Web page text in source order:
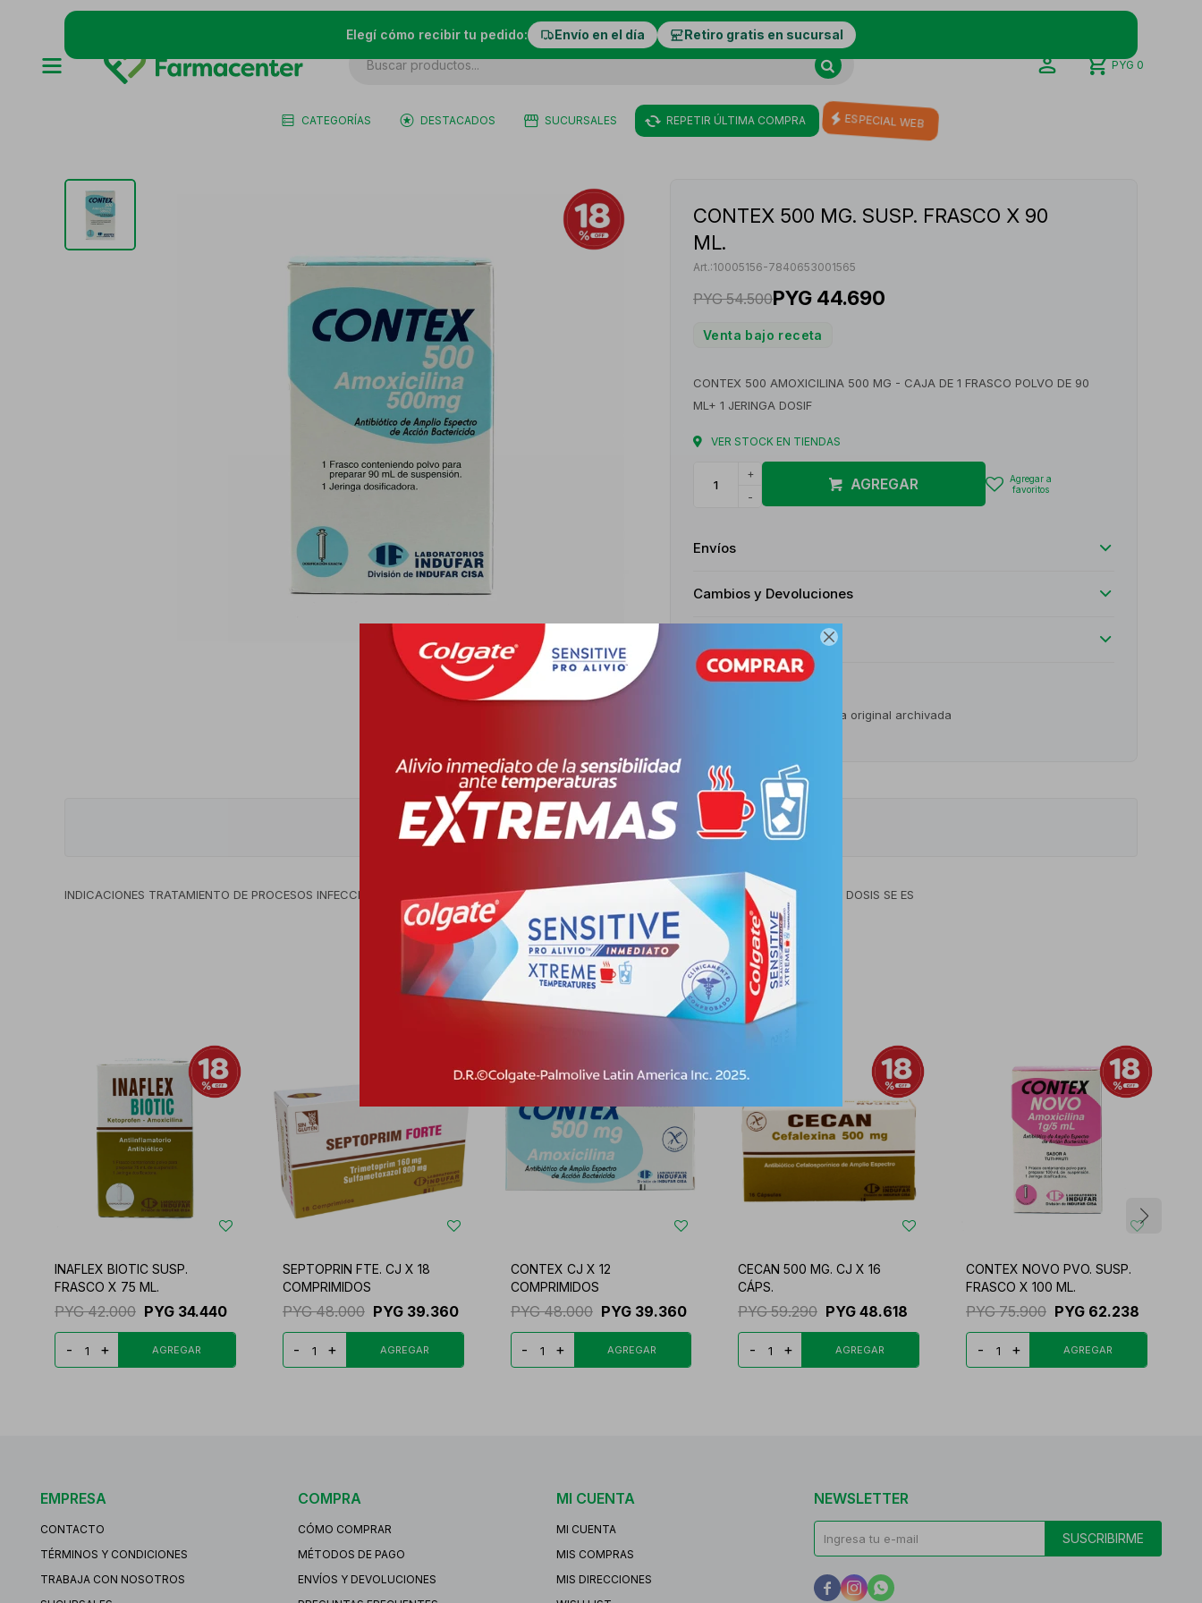

Elegí cómo recibir tu pedido: Envío en el día Retiro gratis en sucursal
CATEGORÍAS DESTACADOS SUCURSALES REPETIR ÚLTIMA COMPRA ESPECIAL WEB
PYG 0
CONTEX 500 MG. SUSP. FRASCO X 90
ML.
10005156-7840653001565
PYG 54.500PYG 44.690
Venta bajo receta
CONTEX 500 AMOXICILINA 500 MG - CAJA DE 1 FRASCO POLVO DE 90
ML+ 1 JERINGA DOSIF
VER STOCK EN TIENDAS
+
-
AGREGAR
Envíos
Cambios y Devoluciones
Características
Venta bajo receta original archivada
Descripción
INDICACIONES TRATAMIENTO DE PROCESOS INFECCIOSOS PROVOCADOS POR GÉRMENES SENSIBLES A LA AMOXICILINA. DOSIFICACIÓN LA DOSIS SE ES
Productos que te pueden interesar
INAFLEX BIOTIC SUSP.
FRASCO X 75 ML.
PYG 42.000 PYG 34.440
- +
SEPTOPRIN FTE. CJ X 18
COMPRIMIDOS
PYG 48.000 PYG 39.360
- +
CONTEX CJ X 12
COMPRIMIDOS
PYG 48.000 PYG 39.360
- +
CECAN 500 MG. CJ X 16
CÁPS.
PYG 59.290 PYG 48.618
- +
CONTEX NOVO PVO. SUSP.
FRASCO X 100 ML.
PYG 75.900 PYG 62.238
- +
EMPRESA
CONTACTO
TÉRMINOS Y CONDICIONES
TRABAJA CON NOSOTROS
COMPRA
CÓMO COMPRAR
MÉTODOS DE PAGO
ENVÍOS Y DEVOLUCIONES
MI CUENTA
MI CUENTA
MIS COMPRAS
MIS DIRECCIONES
NEWSLETTER
SUSCRIBIRME
  